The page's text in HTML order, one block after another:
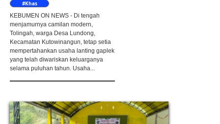
#Khas
KEBUMEN ON NEWS - Di tengah
menjamurnya camilan modern,
Tolingah, warga Desa Lundong,
Kecamatan Kutowinangun, tetap setia
mempertahankan usaha lanting gaplek
yang telah diwariskan keluarganya
selama puluhan tahun. Usaha...